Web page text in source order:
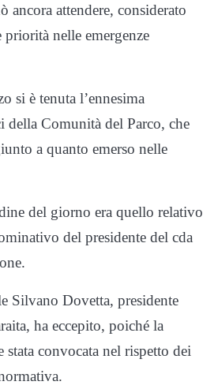
ancora attendere, considerato
priorità nelle emergenze
si è tenuta l’ennesima
della Comunità del Parco, che
a quanto emerso nelle
del giorno era quello relativo
del presidente del cda
Silvano Dovetta, presidente
ha eccepito, poiché la
stata convocata nel rispetto dei